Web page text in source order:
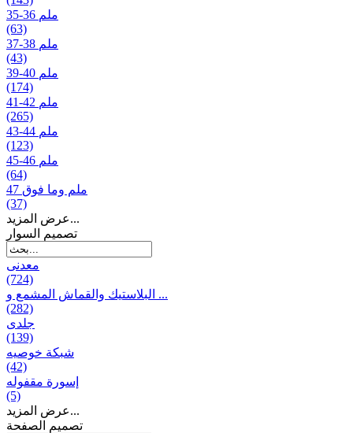
35-36 ملم
(63)
37-38 ملم
(43)
39-40 ملم
(174)
41-42 ملم
(265)
43-44 ملم
(123)
45-46 ملم
(64)
47 ملم وما فوق
(37)
عرض المزيد...
تصمیم السوار
معدنی
(724)
البلاستيك والقماش المشمع و ...
(282)
جلدی
(139)
شبكة خوصیه
(42)
إسورة مقفوله
(5)
عرض المزيد...
تصميم الصفحة